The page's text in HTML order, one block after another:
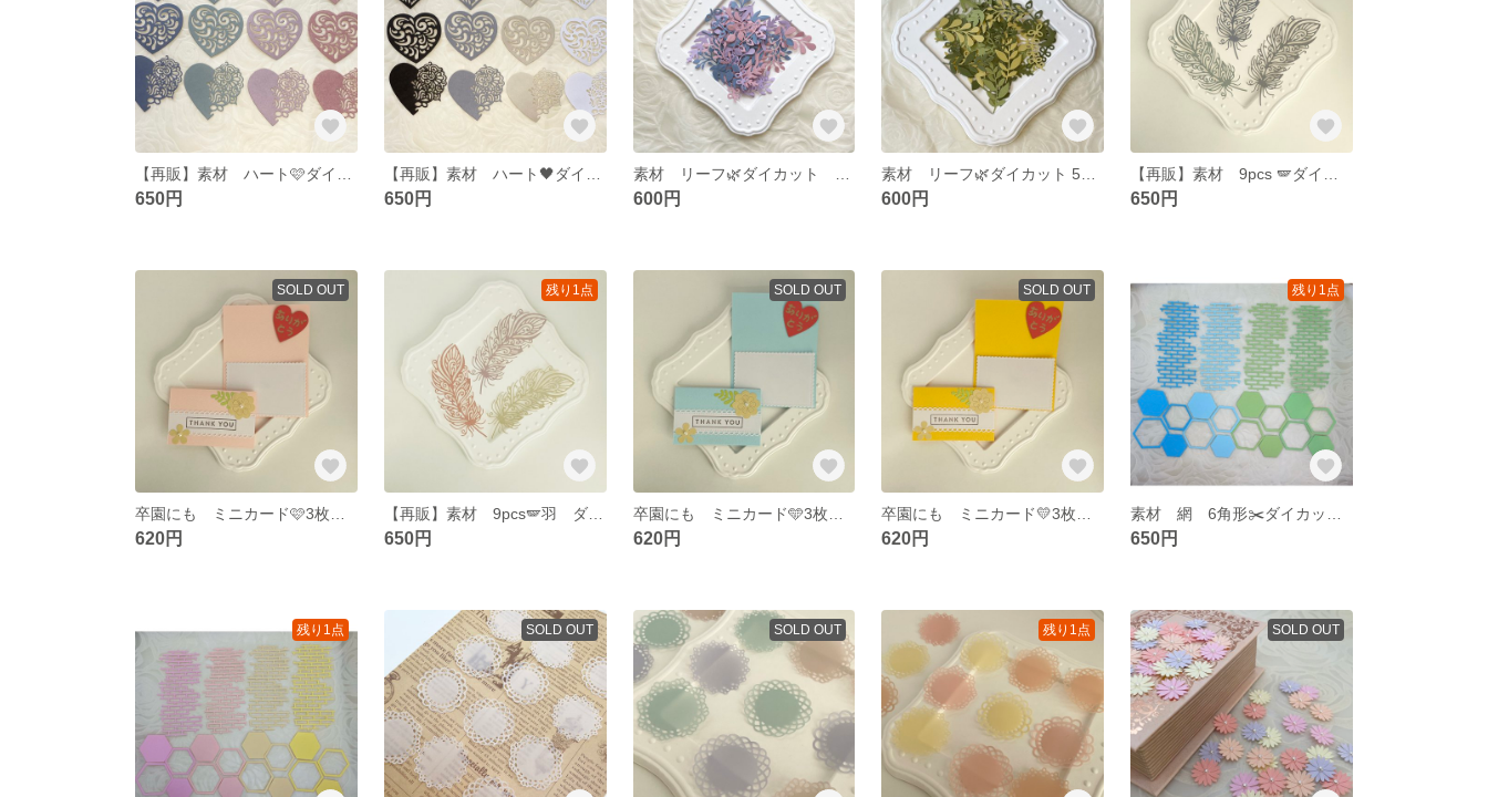
650円 650円 600円 600円 650円
SOLD OUT
620円
残り1点
【再販】素材 9pcs🪽羽 ダイカット くすみカラーA
650円
SOLD OUT
620円
SOLD OUT
620円
残り1点
650円
残り1点 SOLD OUT SOLD OUT 残り1点 SOLD OUT